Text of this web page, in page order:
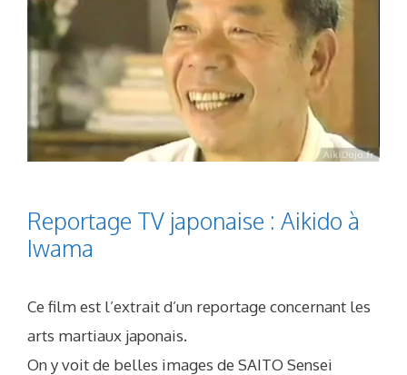
Reportage TV japonaise : Aikido à
Iwama
Ce film est l’extrait d’un reportage concernant les
arts martiaux japonais.
On y voit de belles images de SAITO Sensei